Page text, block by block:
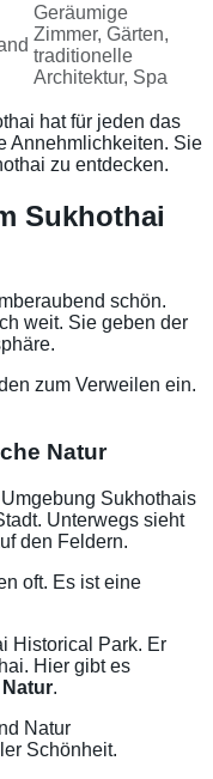
Geräumige
Zimmer, Gärten,
traditionelle
Architektur, Spa
hat für jeden das
Annehmlichkeiten. Sie
zu entdecken.
Sukhothai
schön.
weit. Sie geben der
zum Verweilen ein.
Natur
Sukhothais
Unterwegs sieht
den Feldern.
oft. Es ist eine
Historical Park. Er
Hier gibt es
Natur.
Natur
Schönheit.